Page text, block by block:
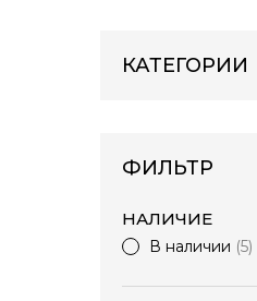
КАТЕГОРИИ
ФИЛЬТР
НАЛИЧИЕ
В наличии 5